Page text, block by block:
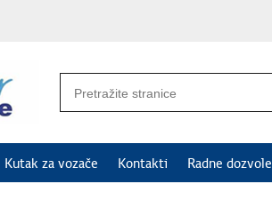
Kutak za vozače Kontakti Radne dozvole